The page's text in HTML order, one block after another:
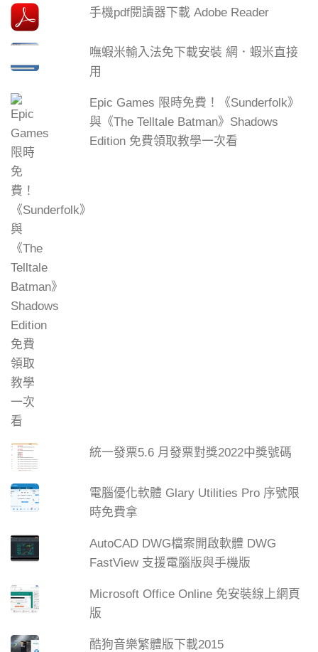
手機pdf閱讀器下載 Adobe Reader
嘸蝦米輸入法免下載安裝 網．蝦米直接
用
Epic Games 限時免費！《Sunderfolk》
與《The Telltale Batman》Shadows
Edition 免費領取教學一次看
統一發票5.6 月發票對獎2022中獎號碼
電腦優化軟體 Glary Utilities Pro 序號限
時免費拿
AutoCAD DWG檔案開啟軟體 DWG
FastView 支援電腦版與手機版
Microsoft Office Online 免安裝線上網頁
版
酷狗音樂繁體版下載2015